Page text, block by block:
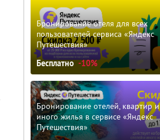
Бронирование отеля для всех
пользователей сервиса «Яндекс
Путешествия»
Бесплатно -10%
Бронирование отелей, квартир и
иного жилья в сервисе «Яндекс
Путешествия»